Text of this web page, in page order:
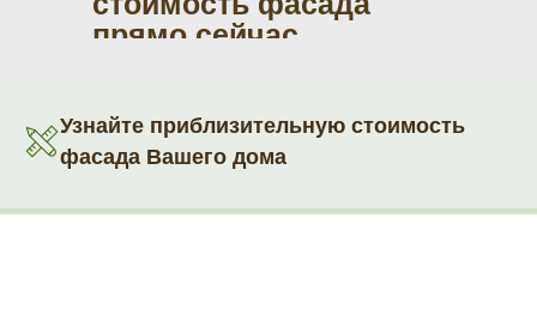
прямо сейчас
Узнайте приблизительную стоимость
фасада Вашего дома